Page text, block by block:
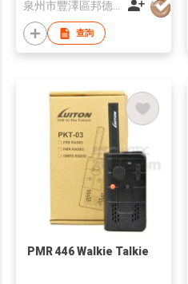
泉州市豐澤區邦德通訊有限公司
查詢
PMR 446 Walkie Talkie